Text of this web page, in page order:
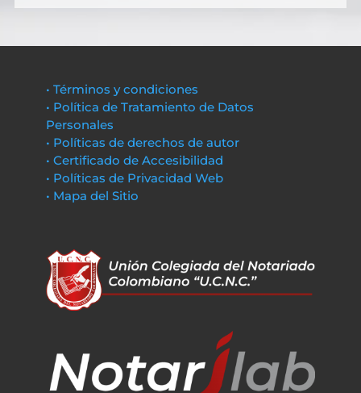
• Términos y condiciones
• Política de Tratamiento de Datos
Personales
• Políticas de derechos de autor
• Certificado de Accesibilidad
• Políticas de Privacidad Web
• Mapa del Sitio